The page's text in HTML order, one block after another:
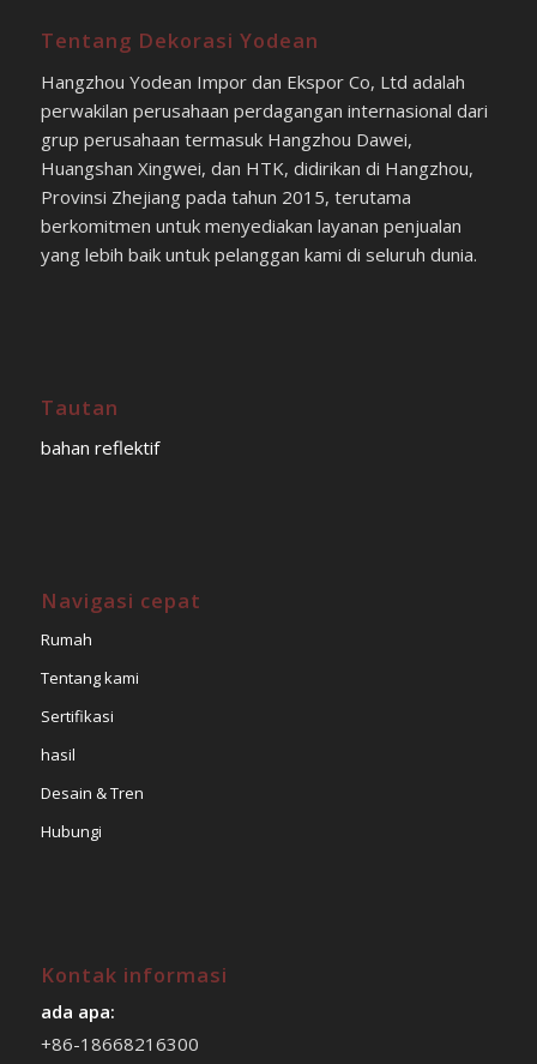
Tentang Dekorasi Yodean
Hangzhou Yodean Impor dan Ekspor Co, Ltd adalah
perwakilan perusahaan perdagangan internasional dari
grup perusahaan termasuk Hangzhou Dawei,
Huangshan Xingwei, dan HTK, didirikan di Hangzhou,
Provinsi Zhejiang pada tahun 2015, terutama
berkomitmen untuk menyediakan layanan penjualan
yang lebih baik untuk pelanggan kami di seluruh dunia.
Tautan
bahan reflektif
Navigasi cepat
Rumah
Tentang kami
Sertifikasi
hasil
Desain & Tren
Hubungi
Kontak informasi
ada apa:
+86-18668216300